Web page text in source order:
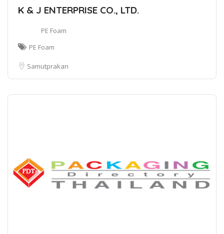
K & J ENTERPRISE CO., LTD.
PE Foam
PE Foam
Samutprakan